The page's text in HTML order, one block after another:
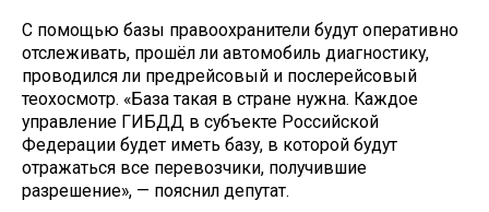
С помощью базы правоохранители будут оперативно
отслеживать, прошёл ли автомобиль диагностику,
проводился ли предрейсовый и послерейсовый
теохосмотр. «База такая в стране нужна. Каждое
управление ГИБДД в субъекте Российской
Федерации будет иметь базу, в которой будут
отражаться все перевозчики, получившие
разрешение», — пояснил депутат.